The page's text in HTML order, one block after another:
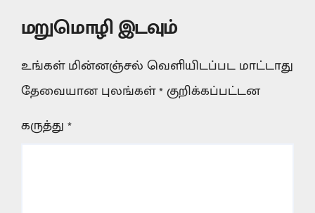
மறுமொழி இடவும்
உங்கள் மின்னஞ்சல் வெளியிடப்பட மாட்டாது
தேவையான புலங்கள்*குறிக்கப்பட்டன
கருத்து*